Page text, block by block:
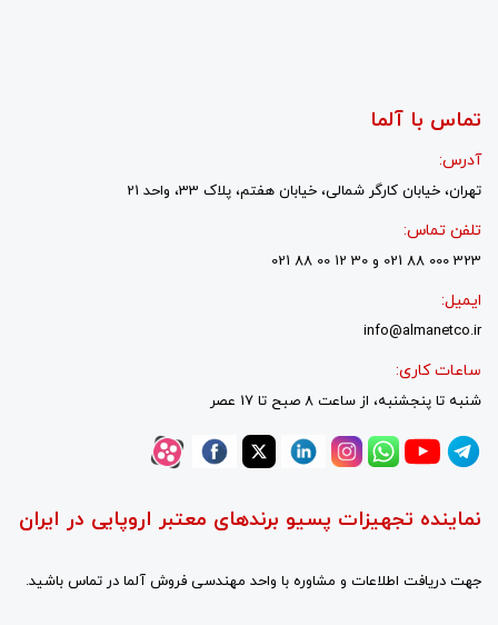
تماس با آلما
آدرس:
تهران، خیابان کارگر شمالی، خیابان هفتم، پلاک 33، واحد 21
تلفن تماس:
323 000 88 021 و 30 12 00 88 021
ایمیل:
info@almanetco.ir
ساعات کاری:
شنبه تا پنجشنبه، از ساعت 8 صبح تا 17 عصر
نماینده تجهیزات پسیو برندهای معتبر اروپایی در ایران
جهت دریافت اطلاعات و مشاوره با واحد مهندسی فروش آلما در تماس باشید.